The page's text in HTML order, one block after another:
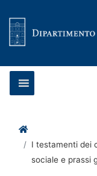
Home
I testamenti dei
sociale e prassi